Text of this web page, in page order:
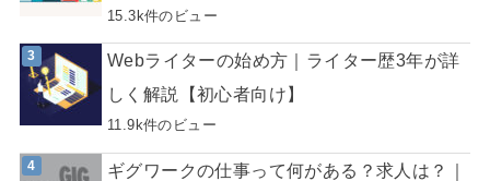
15.3k件のビュー
Webライターの始め方｜ライター歴3年が詳
しく解説【初心者向け】
11.9k件のビュー
ギグワークの仕事って何がある？求人は？｜